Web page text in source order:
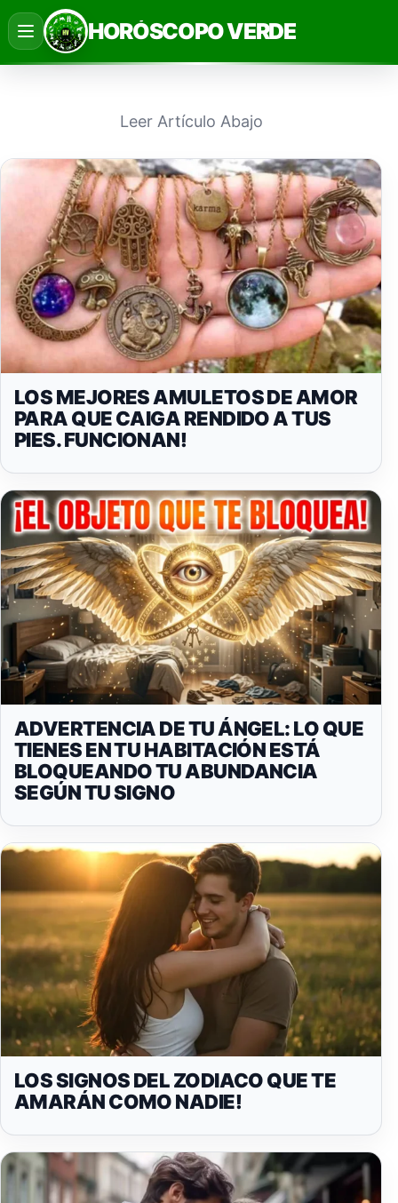
Saltar
al
contenido
HORÓSCOPO VERDE
Leer Artículo Abajo
LOS MEJORES AMULETOS DE AMOR
PARA QUE CAIGA RENDIDO A TUS
PIES. FUNCIONAN!
ADVERTENCIA DE TU ÁNGEL: LO QUE
TIENES EN TU HABITACIÓN ESTÁ
BLOQUEANDO TU ABUNDANCIA
SEGÚN TU SIGNO
LOS SIGNOS DEL ZODIACO QUE TE
AMARÁN COMO NADIE!